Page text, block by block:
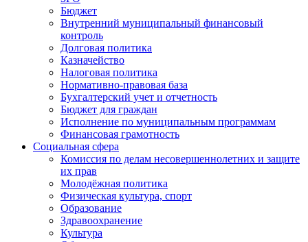
Бюджет
Внутренний муниципальный финансовый
контроль
Долговая политика
Казначейство
Налоговая политика
Нормативно-правовая база
Бухгалтерский учет и отчетность
Бюджет для граждан
Исполнение по муниципальным программам
Финансовая грамотность
Социальная сфера
Комиссия по делам несовершеннолетних и защите
их прав
Молодёжная политика
Физическая культура, спорт
Образование
Здравоохранение
Культура